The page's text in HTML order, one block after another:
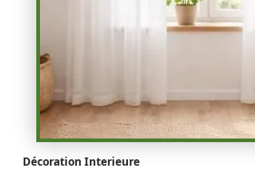
Décoration Interieure